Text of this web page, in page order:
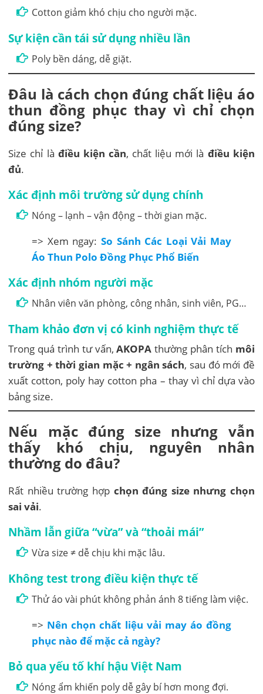
Cotton giảm khó chịu cho người mặc.
Sự kiện cần tái sử dụng nhiều lần
Poly bền dáng, dễ giặt.
Đâu là cách chọn đúng chất liệu áo
thun đồng phục thay vì chỉ chọn
đúng size?
Size chỉ là điều kiện cần, chất liệu mới là điều kiện
đủ.
Xác định môi trường sử dụng chính
Nóng – lạnh – vận động – thời gian mặc.
=> Xem ngay: So Sánh Các Loại Vải May
Áo Thun Polo Đồng Phục Phổ Biến
Xác định nhóm người mặc
Nhân viên văn phòng, công nhân, sinh viên, PG…
Tham khảo đơn vị có kinh nghiệm thực tế
Trong quá trình tư vấn,AKOPA thường phân tích môi
trường + thời gian mặc + ngân sách, sau đó mới đề
xuất cotton, poly hay cotton pha – thay vì chỉ dựa vào
bảng size.
Nếu mặc đúng size nhưng vẫn
thấy khó chịu, nguyên nhân
thường do đâu?
Rất nhiều trường hợp chọn đúng size nhưng chọn
sai vải.
Nhầm lẫn giữa “vừa” và “thoải mái”
Vừa size ≠ dễ chịu khi mặc lâu.
Không test trong điều kiện thực tế
Thử áo vài phút không phản ánh 8 tiếng làm việc.
=> Nên chọn chất liệu vải may áo đồng
phục nào để mặc cả ngày?
Bỏ qua yếu tố khí hậu Việt Nam
Nóng ẩm khiến poly dễ gây bí hơn mong đợi.